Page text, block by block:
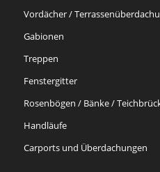
Vordächer /
Gabionen
Treppen
Fenstergitter
Rosenbögen / Bänke /
Handläufe
Carports und Überdachungen